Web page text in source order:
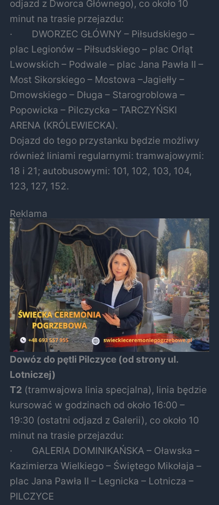
odjazd z Dworca Głównego), co około 10
minut na trasie przejazdu:
· DWORZEC GŁÓWNY – Piłsudskiego –
plac Legionów – Piłsudskiego – plac Orląt
Lwowskich – Podwale – plac Jana Pawła II –
Most Sikorskiego – Mostowa –Jagiełły –
Dmowskiego – Długa – Starogroblowa –
Popowicka – Pilczycka – TARCZYŃSKI
ARENA (KRÓLEWIECKA).
Dojazd do tego przystanku będzie możliwy
również liniami regularnymi: tramwajowymi:
18 i 21; autobusowymi: 101, 102, 103, 104,
123, 127, 152.
Reklama
Dowóz do pętli Pilczyce (od strony ul.
Lotniczej)
T2 (tramwajowa linia specjalna), linia będzie
kursować w godzinach od około 16:00 –
19:30 (ostatni odjazd z Galerii), co około 10
minut na trasie przejazdu:
· GALERIA DOMINIKAŃSKA – Oławska –
Kazimierza Wielkiego – Świętego Mikołaja –
plac Jana Pawła II – Legnicka – Lotnicza –
PILCZYCE